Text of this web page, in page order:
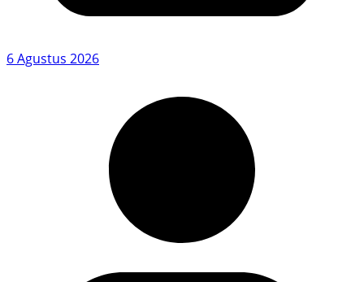
6 Agustus 2026